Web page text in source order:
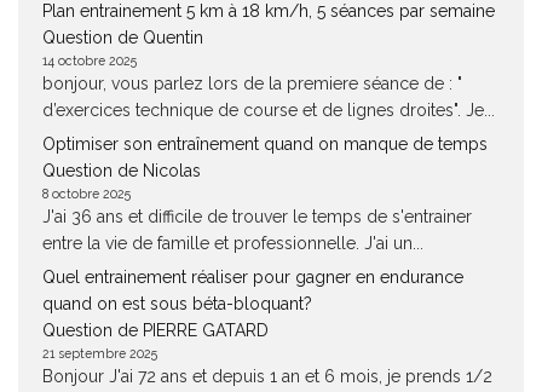
Plan entrainement 5 km à 18 km/h, 5 séances par semaine
Question de Quentin
14 octobre 2025
bonjour, vous parlez lors de la premiere séance de : "
d’exercices technique de course et de lignes droites". Je...
Optimiser son entraînement quand on manque de temps
Question de Nicolas
8 octobre 2025
J'ai 36 ans et difficile de trouver le temps de s'entrainer
entre la vie de famille et professionnelle. J'ai un...
Quel entrainement réaliser pour gagner en endurance
quand on est sous béta-bloquant?
Question de PIERRE GATARD
21 septembre 2025
Bonjour J'ai 72 ans et depuis 1 an et 6 mois, je prends 1/2